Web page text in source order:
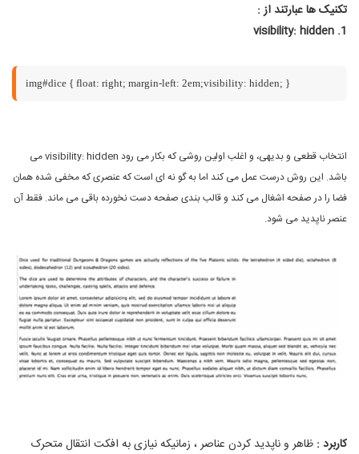
تکنیک ها عبارتند از :
1.
visibility: hidden
img#dice { float: right; margin-left: 2em;visibility: hidden; }
انتخاب قطعی و بدیهی، و اغلب اولین روشی که بکار می رود visibility: hidden می
باشد. این روش درست عمل می کند اما به گو نه ای است که عنصری که مخفی شده همان
فضا را در صفحه اشغال می کند و قالب بندی صفحه دست نخورده باقی می ماند. فقط آن
عنصر ناپدید می شود.
کاربرد : ظاهر و ناپدید کردن عناصر ، زمانیکه نیازی به افکت انتقال متحرک